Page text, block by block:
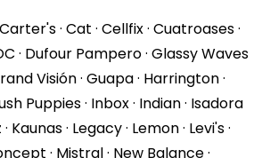
Carter's · Cat · Cellfix · Cuatroases ·
· Dufour Pampero · Glassy Waves
Visión · Guapa · Harrington ·
Puppies · Inbox · Indian · Isadora
Kaunas · Legacy · Lemon · Levi's ·
· Mistral · New Balance ·